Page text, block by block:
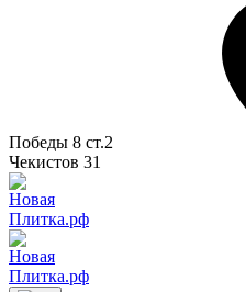
Победы 8 ст.2
Чекистов 31